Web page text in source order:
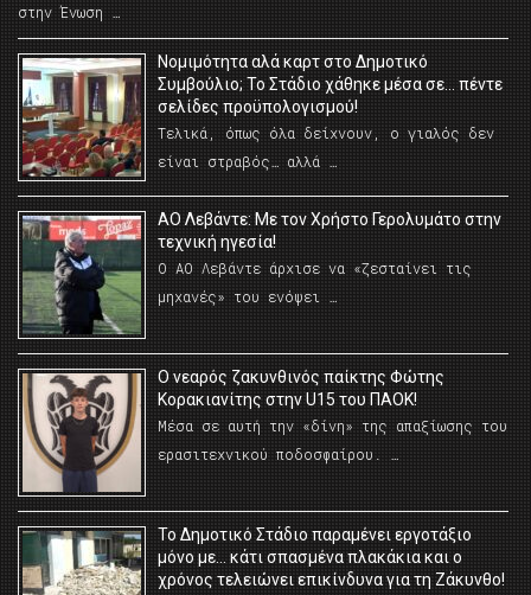
στην Ένωση …
Νομιμότητα αλά καρτ στο Δημοτικό
Συμβούλιο; Το Στάδιο χάθηκε μέσα σε… πέντε
σελίδες προϋπολογισμού!
Τελικά, όπως όλα δείχνουν, ο γιαλός δεν
είναι στραβός… αλλά …
ΑΟ Λεβάντε: Με τον Χρήστο Γερολυμάτο στην
τεχνική ηγεσία!
Ο ΑΟ Λεβάντε άρχισε να «ζεσταίνει τις
μηχανές» του ενόψει …
O νεαρός ζακυνθινός παίκτης Φώτης
Κορακιανίτης στην U15 του ΠΑΟΚ!
Μέσα σε αυτή την «δίνη» της απαξίωσης του
ερασιτεχνικού ποδοσφαίρου. …
Το Δημοτικό Στάδιο παραμένει εργοτάξιο
μόνο με… κάτι σπασμένα πλακάκια και ο
χρόνος τελειώνει επικίνδυνα για τη Ζάκυνθο!